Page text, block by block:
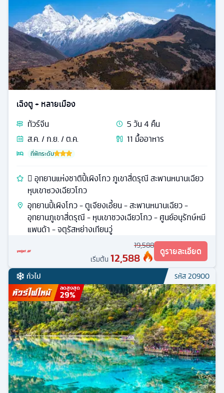
เฉิงตู + หลายเมือง
ทัวร์จีน 5วัน4 คืน
ส.ค. / ก.ย. / ต.ค.
11 มื้ออาหาร
ที่พักระดับ
 อุทยานแห่งชาติปี้เผิงโกว ภูเขาสี่ดรุณี สะพานหนานเฉียว
หุบเขาซวงเฉียวโกว
อุทยานปี้เผิงโกว - ตูเจียงเอี้ยน - สะพานหนานเฉียว -
อุทยานภูเขาสี่ดรุณี - หุบเขาชวงเฉียวโกว - ศูนย์อนุรักษ์หมี
แพนด้า - จตุรัสหย่างเทียนวู่
19,588
เริ่มต้น 12,588 ดูรายละเอียด
ทั่วไป รหัส20900
ลดสูงสุด
29%